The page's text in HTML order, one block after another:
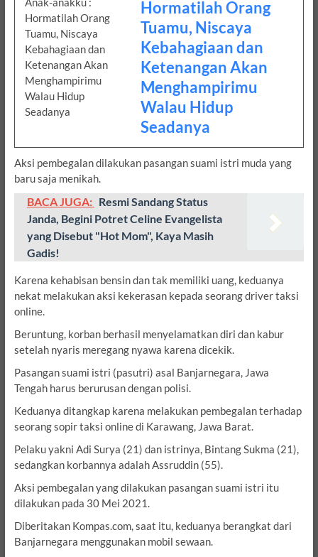
Hormatilah Orang
Tuamu, Niscaya
Kebahagiaan dan
Ketenangan Akan
Menghampirimu
Walau Hidup
Seadanya
Aksi pembegalan dilakukan pasangan suami istri muda yang
baru saja menikah.
BACA JUGA: Resmi Sandang Status
Janda, Begini Potret Celine Evangelista
yang Disebut "Hot Mom", Kaya Masih
Gadis!
Karena kehabisan bensin dan tak memiliki uang, keduanya
nekat melakukan aksi kekerasan kepada seorang driver taksi
online.
Beruntung, korban berhasil menyelamatkan diri dan kabur
setelah nyaris meregang nyawa karena dicekik.
Pasangan suami istri (pasutri) asal Banjarnegara, Jawa
Tengah harus berurusan dengan polisi.
Keduanya ditangkap karena melakukan pembegalan terhadap
seorang sopir taksi online di Karawang, Jawa Barat.
Pelaku yakni Adi Surya (21) dan istrinya, Bintang Sukma (21),
sedangkan korbannya adalah Assruddin (55).
Aksi pembegalan yang dilakukan pasangan suami istri itu
dilakukan pada 30 Mei 2021.
Diberitakan Kompas.com, saat itu, keduanya berangkat dari
Banjarnegara menggunakan mobil sewaan.